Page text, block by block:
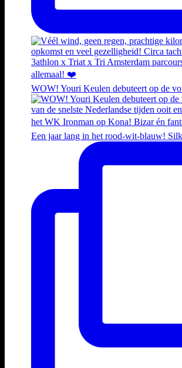
WOW! Youri Keulen debuteert op de
Een jaar lang in het rood-wit-blauw!